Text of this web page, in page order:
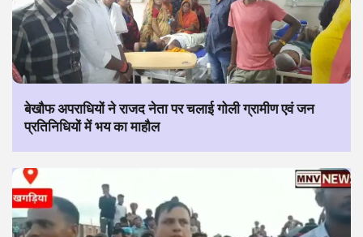
बेखौफ अपराधियों ने राजद नेता पर चलाई गोली ग्रामीण एवं जन
प्रतिनिधियों में भय का माहौल